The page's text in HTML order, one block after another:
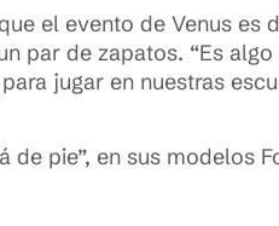
el evento de Venus es
par de zapatos. “Es
jugar en nuestras
pie”, en sus modelos